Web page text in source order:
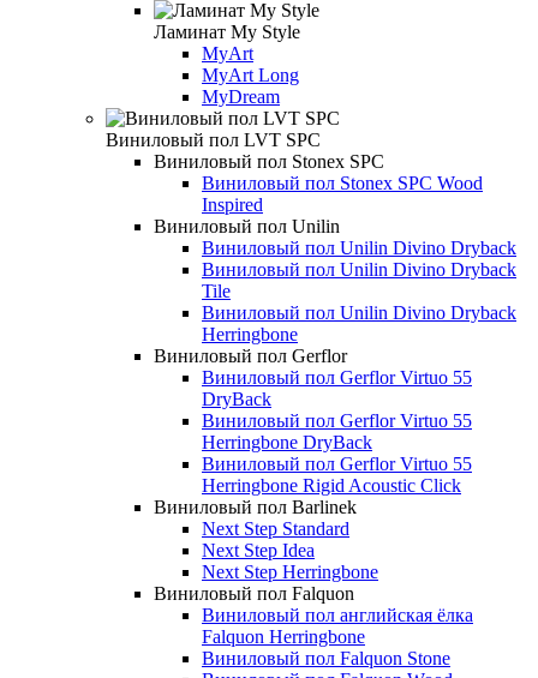
Ламинат My Style
MyArt
MyArt Long
MyDream
Виниловый пол LVT SPC
Виниловый пол Stonex SPC
Виниловый пол Stonex SPC Wood
Inspired
Виниловый пол Unilin
Виниловый пол Unilin Divino Dryback
Виниловый пол Unilin Divino Dryback
Tile
Виниловый пол Unilin Divino Dryback
Herringbone
Виниловый пол Gerflor
Виниловый пол Gerflor Virtuo 55
DryBack
Виниловый пол Gerflor Virtuo 55
Herringbone DryBack
Виниловый пол Gerflor Virtuo 55
Herringbone Rigid Acoustic Click
Виниловый пол Barlinek
Next Step Standard
Next Step Idea
Next Step Herringbone
Виниловый пол Falquon
Виниловый пол английская ёлка
Falquon Herringbone
Виниловый пол Falquon Stone